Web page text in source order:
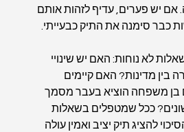
יש פערים, עדיף לזהות אותם
כבר סימנה את התיק כבעייתי.
לא נוחות: האם יש שינויי
בין מדינות? האם קיימים
בן משפחה הוציא בעבר מסמך
ככל שמטפלים בשאלות
להציג תיק יציב ואמין עולה